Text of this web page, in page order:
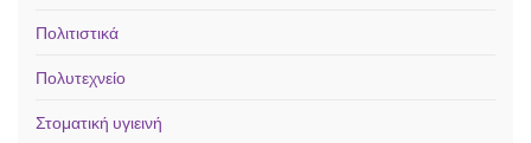
Πολιτιστικά
Πολυτεχνείο
Στοματική υγιεινή